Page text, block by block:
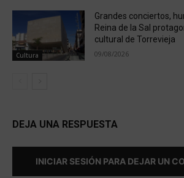
Cultura
Grandes conciertos,
Reina de la Sal
cultural de Torrevieja
09/08/2026
DEJA UNA RESPUESTA
INICIAR SESIÓN PARA DEJAR UN